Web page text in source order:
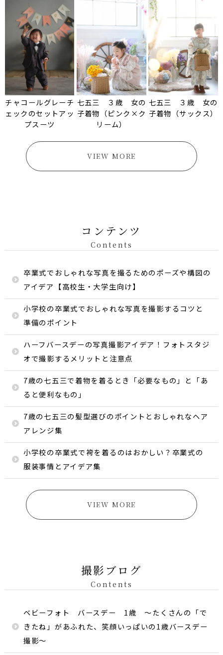
チャコールグレーチ
ェックのセットアッ
プスーツ
七五三 ３歳 女の
子着物（ピンク×ク
リーム）
七五三 ３歳 女の
子着物（サックス）
VIEW MORE
コンテンツ
Contents
卒業式でおしゃれな写真を撮るためのポーズや構図の
アイデア【高校生・大学生向け】
小学校の卒業式でおしゃれな写真を撮影するコツと
準備のポイント
ハーフバースデーの写真撮影アイデア！フォトスタジ
オで撮影するメリットと注意点
7歳の七五三で着物を着るとき「必要なもの」と「あ
ると便利なもの」
7歳の七五三の髪型選びのポイントとおしゃれなヘア
アレンジ集
小学校の卒業式で袴を着るのはおかしい？卒業式の
服装事情とアイデア集
VIEW MORE
撮影ブログ
Contents
ベビーフォト バースデー 1歳 〜たくさんの「で
きたね」があふれた、笑顔いっぱいの1歳バースデー
撮影〜